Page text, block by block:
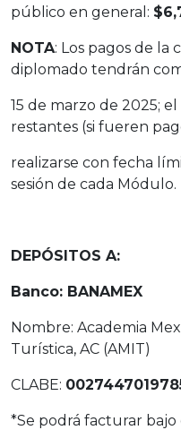
público en general:
NOTA: Los pagos de la
diplomado tendrán
15 de marzo de 2025;
restantes (si fueren
realizarse con fecha
sesión de cada Módulo.
DEPÓSITOS A:
Banco: BANAMEX
Nombre: Academia
Turística, AC (AMIT)
CLABE:
*Se podrá facturar